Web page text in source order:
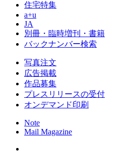
住宅特集
a+u
JA
別冊・臨時増刊・書籍
バックナンバー検索
写真注文
広告掲載
作品募集
プレスリリースの受付
オンデマンド印刷
Note
Mail Magazine